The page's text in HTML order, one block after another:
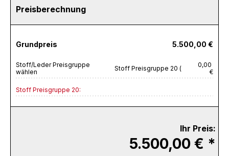
Preisberechnung
Grundpreis 5.500,00 €
Stoff/Leder Preisgruppe
wählen
Stoff Preisgruppe 20 (
0,00
€
Stoff Preisgruppe 20:
Ihr Preis:
5.500,00 € *